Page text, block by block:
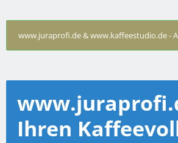
www.juraprofi.de & www.kaffeestudio.de -
Ihren